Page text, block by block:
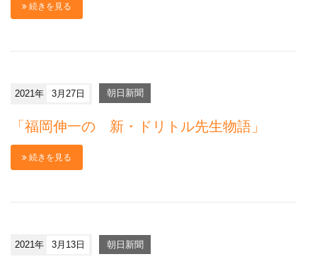
続きを見る
2021年 3月27日 朝日新聞
「福岡伸一の 新・ドリトル先生物語」
続きを見る
2021年 3月13日 朝日新聞